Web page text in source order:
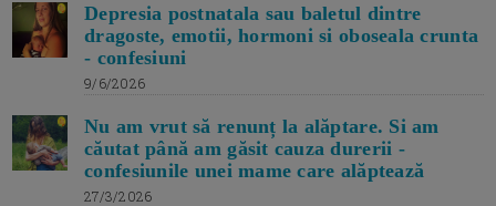
Depresia postnatala sau baletul dintre
dragoste, emotii, hormoni si oboseala crunta
- confesiuni
9/6/2026
Nu am vrut să renunț la alăptare. Si am
căutat până am găsit cauza durerii -
confesiunile unei mame care alăptează
27/3/2026